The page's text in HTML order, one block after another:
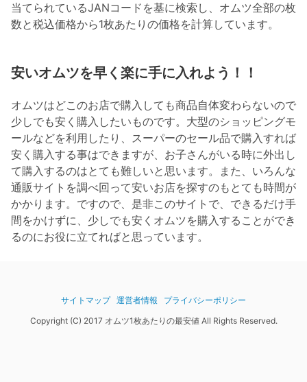
当てられているJANコードを基に検索し、オムツ全部の枚
数と税込価格から1枚あたりの価格を計算しています。
安いオムツを早く楽に手に入れよう！！
オムツはどこのお店で購入しても商品自体変わらないので
少しでも安く購入したいものです。大型のショッピングモ
ールなどを利用したり、スーパーのセール品で購入すれば
安く購入する事はできますが、お子さんがいる時に外出し
て購入するのはとても難しいと思います。また、いろんな
通販サイトを調べ回って安いお店を探すのもとても時間が
かかります。ですので、是非このサイトで、できるだけ手
間をかけずに、少しでも安くオムツを購入することができ
るのにお役に立てればと思っています。
サイトマップ 運営者情報
プライバシーポリシー
Copyright (C) 2017 オムツ1枚あたりの最安値 All Rights Reserved.